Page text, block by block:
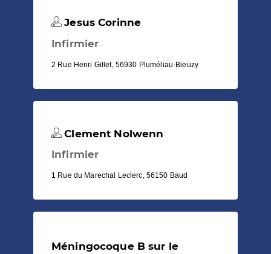
Jesus Corinne
Infirmier
2 Rue Henri Gillet, 56930 Pluméliau-Bieuzy
Clement Nolwenn
Infirmier
1 Rue du Marechal Leclerc, 56150 Baud
Méningocoque B sur le